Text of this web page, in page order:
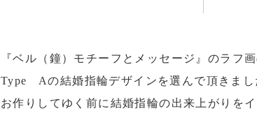
『ベル（鐘）モチーフとメッセージ』のラフ
Type Aの結婚指輪デザインを選んで頂きまし
お作りしてゆく前に結婚指輪の出来上がりを